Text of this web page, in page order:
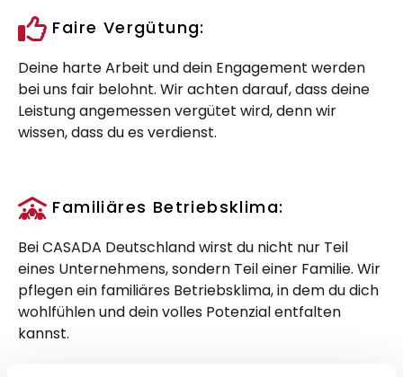
Faire Vergütung:
Deine harte Arbeit und dein Engagement werden
bei uns fair belohnt. Wir achten darauf, dass deine
Leistung angemessen vergütet wird, denn wir
wissen, dass du es verdienst.
Familiäres Betriebsklima:
Bei CASADA Deutschland wirst du nicht nur Teil
eines Unternehmens, sondern Teil einer Familie. Wir
pflegen ein familiäres Betriebsklima, in dem du dich
wohlfühlen und dein volles Potenzial entfalten
kannst.